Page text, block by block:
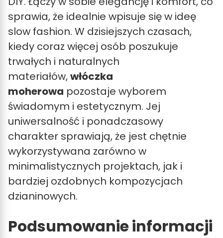
sprawia, że idealnie wpisuje się w ideę
slow fashion. W dzisiejszych czasach,
kiedy coraz więcej osób poszukuje
trwałych i naturalnych
materiałów,włóczka
moherowa pozostaje wyborem
świadomym i estetycznym. Jej
uniwersalność i ponadczasowy
charakter sprawiają, że jest chętnie
wykorzystywana zarówno w
minimalistycznych projektach, jak i
bardziej ozdobnych kompozycjach
dzianinowych.
Podsumowanie informacji